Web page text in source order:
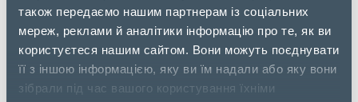
також передаємо нашим партнерам із соціальних
мереж, реклами й аналітики інформацію про те, як ви
користуєтеся нашим сайтом. Вони можуть поєднувати
її з іншою інформацією, яку ви їм надали або яку вони
зібрали під час вашого користування їхніми
Діапазон відносної
вологості при зберіганні
5 - 90 %
Діапазон робочих
температур